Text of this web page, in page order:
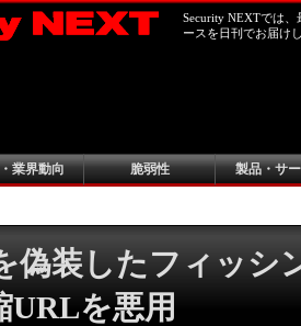
Security NEXTでは
ースを日刊でお届け
業界動向 脆弱性 製品・サ
偽装したフィッシ
URLを悪用